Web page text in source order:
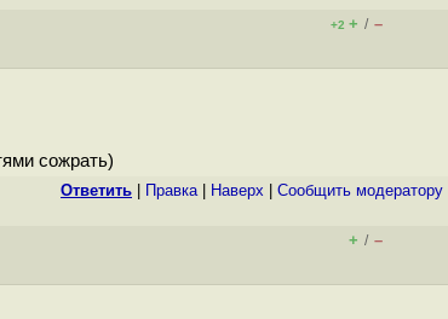
+2 + / –
сожрать)
Ответить Правка| Наверх Cообщить модератору
+ / –